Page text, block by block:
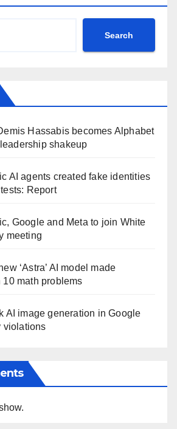
Search
Hassabis becomes Alphabet
shakeup
AI agents created fake identities
Report
Google and Meta to join White
meeting
‘Astra’ AI model made
10 math problems
AI image generation in Google
violations